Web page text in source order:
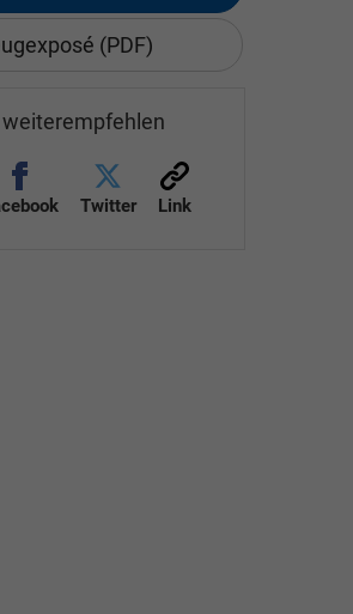
(PDF)
Twitter Link